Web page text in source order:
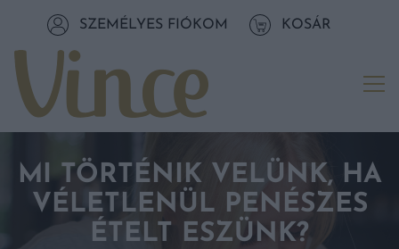
Tovább a tartalomhozSZEMÉLYES FIÓKOM KOSÁR
MI TÖRTÉNIK VELÜNK, HA
VÉLETLENÜL PENÉSZES
ÉTELT ESZÜNK?